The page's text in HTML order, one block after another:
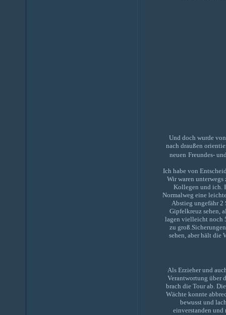
Und doch wurde
nach draußen
neuen Freundes-
Ich habe von
Wir waren
Kollegen und ich.
Normalweg eine
Abstieg ungefähr 2
Gipfelkreuz sehen,
lagen vielleicht noch
zu
sehen, aber hält die
Als Erzieher und
Verantwortung über
brach die Tour ab.
Wächte konnte
bewusst und
einverstanden